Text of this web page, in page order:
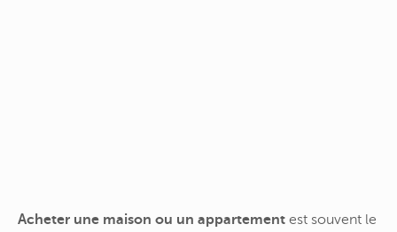
Acheter une maison ou un appartement est souvent le